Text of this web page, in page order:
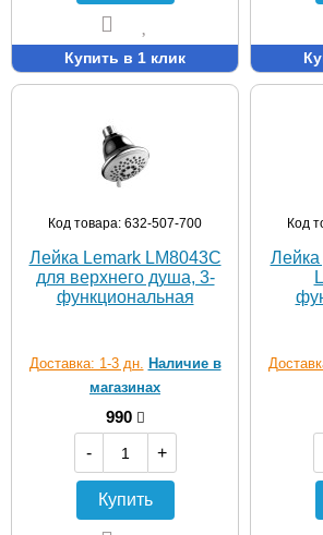
Купить в 1 клик
Код товара: 632-507-700
Лейка Lemark LM8043C
для верхнего душа, 3-
функциональная
Доставка: 1-3 дн. Наличие в
магазинах
990
-
+
Купить
Код